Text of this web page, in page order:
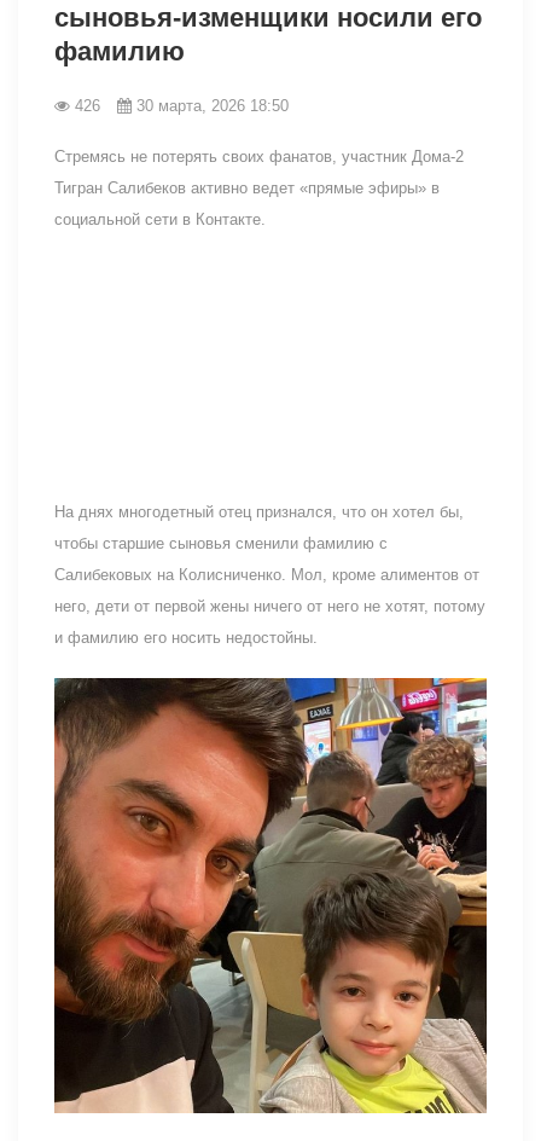
сыновья-изменщики носили его
фамилию
426 30 марта, 2026 18:50
Стремясь не потерять своих фанатов, участник Дома-2
Тигран Салибеков активно ведет «прямые эфиры» в
социальной сети в Контакте.
На днях многодетный отец признался, что он хотел бы,
чтобы старшие сыновья сменили фамилию с
Салибековых на Колисниченко. Мол, кроме алиментов от
него, дети от первой жены ничего от него не хотят, потому
и фамилию его носить недостойны.